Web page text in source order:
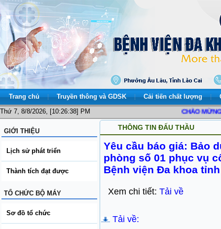
Trang chủ Truyền thông và GDSK Cải tiến chất lượng
Thứ 7, 8/8/2026, [10:26:38] PM
CHÀO MỪNG
GIỚI THIỆU
Lịch sử phát triển
Thành tích đạt được
TỔ CHỨC BỘ MÁY
Sơ đồ tổ chức
THÔNG TIN ĐẤU THẦU
Yêu cầu báo giá: Bảo
phòng số 01 phục vụ
Bệnh viện Đa khoa
Xem chi tiết: Tải về
Tải về: